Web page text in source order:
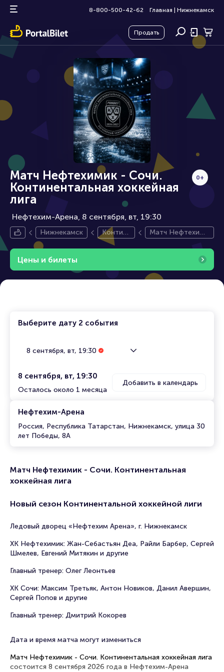
8-800-500-42-62 Главная Нижнекамск
Продать
Матч Нефтехимик - Сочи.
Континентальная хоккейная
лига
Нефтехим-Арена, 8 сентября
0+
вт, 19:30
Нижнекамск
Контин
ентальн
ая Хокк
ига
Матч Нефтехими
нтальная хоккейн
Цены и билеты
Выберите дату 2 события
8 сентября, вт, 19:30
8 сентября, вт, 19:30
Осталось около 1 месяца
Добавить в календарь
Нефтехим-Арена
Россия, Республика Татарстан, Нижнекамск, улица 30
лет Победы, 8А
Матч Нефтехимик - Сочи. Континентальная
хоккейная лига
Новый сезон Континентальной хоккейной лиги
Ледовый дворец «Нефтехим Арена», г. Нижнекамск
ХК Нефтехимик: Жан-Себастьян Деа, Райли Барбер, Сергей
Шмелев, Евгений Митякин и другие
Главный тренер: Олег Леонтьев
ХК Сочи: Максим Третьяк, Антон Новиков, Данил Авершин,
Сергей Попов и другие
Главный тренер: Дмитрий Кокорев
Дата и время матча могут измениться
Матч Нефтехимик - Сочи. Континентальная хоккейная лига
состоится 8 сентября 2026 года в Нефтехим-Арена